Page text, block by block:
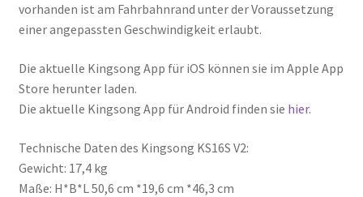
vorhanden ist am Fahrbahnrand unter der Voraussetzung
einer angepassten Geschwindigkeit erlaubt.
Die aktuelle Kingsong App für iOS können sie im Apple App
Store herunter laden.
Die aktuelle Kingsong App für Android finden sie hier.
Technische Daten des Kingsong KS16S V2:
Gewicht: 17,4 kg
Maße: H*B*L 50,6 cm *19,6 cm *46,3 cm